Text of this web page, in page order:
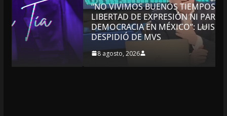
“NO VIVIMOS BUENOS TIEMPOS PARA LA
LIBERTAD DE EXPRESIÓN NI PARA LA
DEMOCRACIA EN MÉXICO”: LUIS CÁRDENAS; SE
DESPIDIÓ DE MVS
8 agosto, 2026